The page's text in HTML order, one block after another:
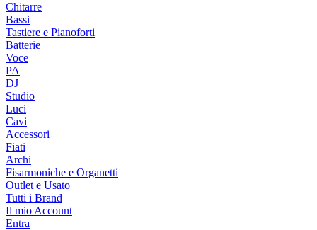
Chitarre
Bassi
Tastiere e Pianoforti
Batterie
Voce
PA
DJ
Studio
Luci
Cavi
Accessori
Fiati
Archi
Fisarmoniche e Organetti
Outlet e Usato
Tutti i Brand
Il mio Account
Entra